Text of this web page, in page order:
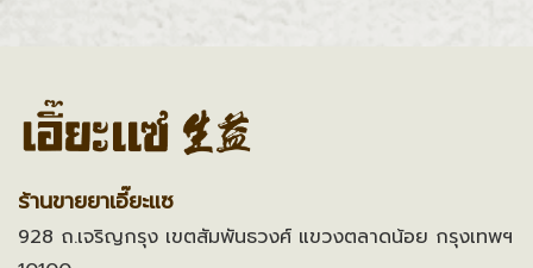
ร้านขายยาเอี๊ยะแซ
928 ถ.เจริญกรุง เขตสัมพันธวงศ์ แขวงตลาดน้อย กรุงเทพฯ